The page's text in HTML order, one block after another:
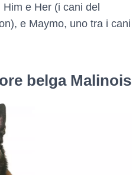
e Her (i cani del
e Maymo, uno tra i cani
belga Malinois